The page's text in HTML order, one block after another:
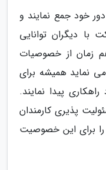
خود جمع نمایند و
با دیگران توانایی
زمان از خصوصیات
نماید همیشه برای
پیدا نمایند.
پذیری کارمندان
برای این خصوصیت